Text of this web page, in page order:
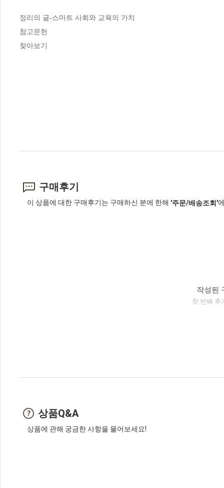
정리의 글-스마트 사회와 교육의 가치
참고문헌
찾아보기
구매후기
이 상품에 대한 구매후기는 구매하신 분에 한해 '주문/배송조회'
작성된
첫 번째 후
상품Q&A
상품에 관해 궁금한 사항을 물어보세요!